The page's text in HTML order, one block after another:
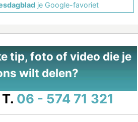
je Google-favoriet
tip, foto of video die je
wilt delen?
T. 06 - 574 71 321